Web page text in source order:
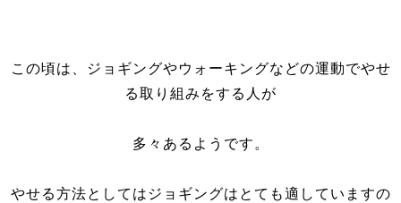
この頃は、ジョギングやウォーキングなどの運動でやせ
る取り組みをする人が
多々あるようです。
やせる方法としてはジョギングはとても適していますの